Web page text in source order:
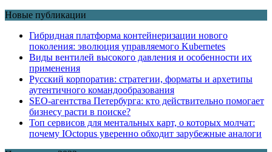
Новые публикации
Гибридная платформа контейнеризации нового
поколения: эволюция управляемого Kubernetes
Виды вентилей высокого давления и особенности их
применения
Русский корпоратив: стратегии, форматы и архетипы
аутентичного командообразования
SEO-агентства Петербурга: кто действительно помогает
бизнесу расти в поиске?
Топ сервисов для ментальных карт, о которых молчат:
почему IOctopus уверенно обходит зарубежные аналоги